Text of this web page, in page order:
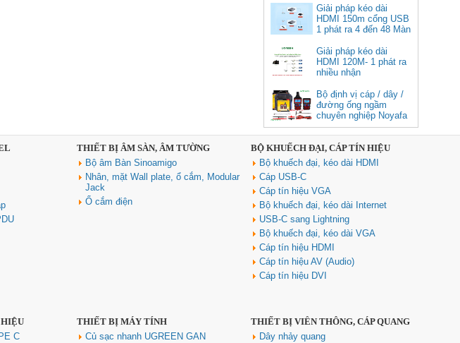
cao cấp
Giá: 350,000 VNĐ
Cáp âm thanh 2x1.5 chống
nhiễu chống cháy ALANTEK
301-FRS015-E01P-3SG5 cao cấp
Giá: Liên hệ
Hub USB Type C Groovy Robot
Uno 6 in 1 ra USB-C, USB-A 3.2,
Giải pháp kéo dài
HDMI 150m cổng USB
1 phát ra 4 đến 48 Màn
Giải pháp kéo dài
HDMI 120M- 1 phát ra
nhiều nhận
Bộ định vị cáp / dây /
đường ống ngầm
chuyên nghiệp Noyafa
NF-826
THIẾT BỊ ÂM SÀN, ÂM TƯỜNG
Bộ âm Bàn Sinoamigo
Nhân, mặt Wall plate, ổ cắm, Modular
Jack
Ổ cắm điện
BỘ KHUẾCH ĐẠI, CÁP TÍN HIỆU
Bộ khuếch đại, kéo dài HDMI
Cáp USB-C
Cáp tín hiệu VGA
Bộ khuếch đại, kéo dài Internet
USB-C sang Lightning
Bộ khuếch đại, kéo dài VGA
Cáp tín hiệu HDMI
Cáp tín hiệu AV (Audio)
Cáp tín hiệu DVI
HIỆU
C
THIẾT BỊ MÁY TÍNH
Củ sạc nhanh UGREEN GAN
THIẾT BỊ VIỄN THÔNG, CÁP QUANG
Dây nhảy quang